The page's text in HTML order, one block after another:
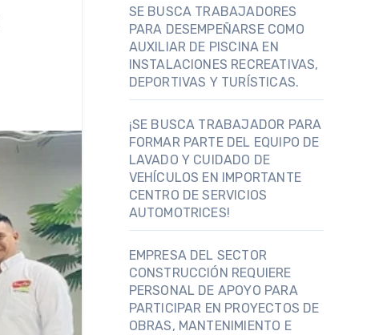
SE BUSCA TRABAJADORES
PARA DESEMPEÑARSE COMO
AUXILIAR DE PISCINA EN
INSTALACIONES RECREATIVAS,
DEPORTIVAS Y TURÍSTICAS.
¡SE BUSCA TRABAJADOR PARA
FORMAR PARTE DEL EQUIPO DE
LAVADO Y CUIDADO DE
VEHÍCULOS EN IMPORTANTE
CENTRO DE SERVICIOS
AUTOMOTRICES!
EMPRESA DEL SECTOR
CONSTRUCCIÓN REQUIERE
PERSONAL DE APOYO PARA
PARTICIPAR EN PROYECTOS DE
OBRAS, MANTENIMIENTO E